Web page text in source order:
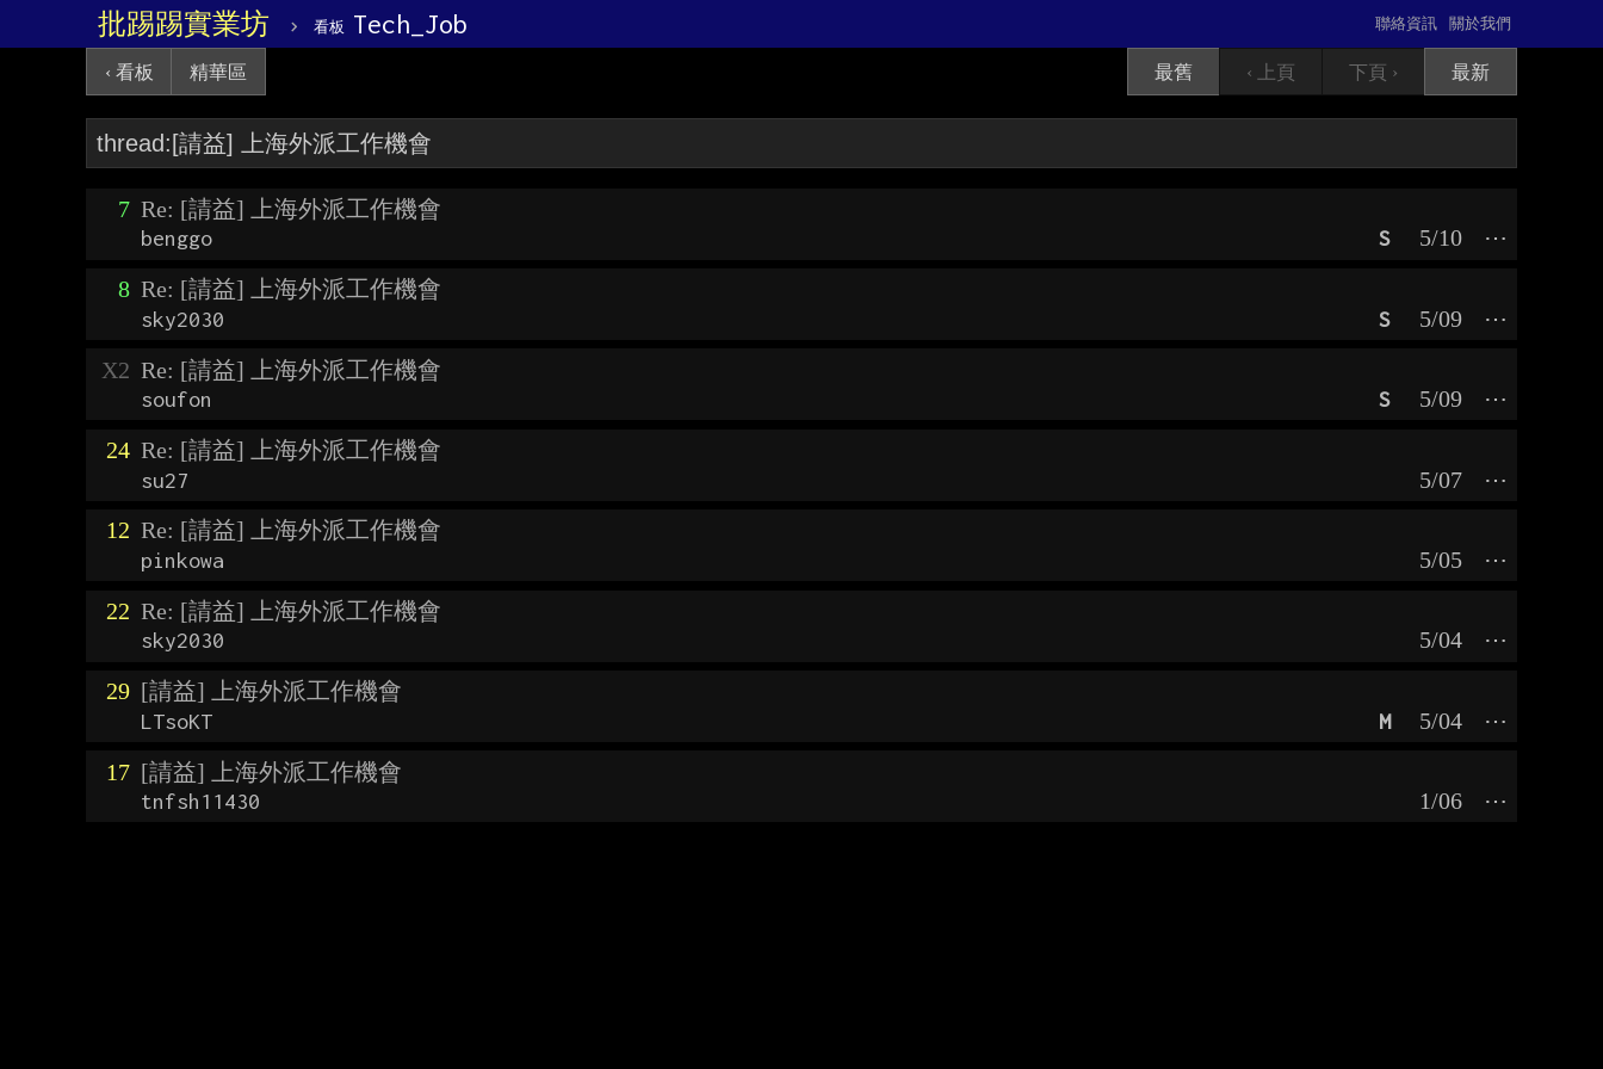
批踢踢實業坊 › 看板 Tech_Job 關於我們
聯絡資訊
‹ 看板 精華區 最舊 ‹ 上頁 下頁 › 最新
7 Re: [請益] 上海外派工作機會
benggo ⋯
5/10
S
8 Re: [請益] 上海外派工作機會
sky2030 ⋯
5/09
S
X2 Re: [請益] 上海外派工作機會
soufon ⋯
5/09
S
24 Re: [請益] 上海外派工作機會
su27 ⋯
5/07
12 Re: [請益] 上海外派工作機會
pinkowa ⋯
5/05
22 Re: [請益] 上海外派工作機會
sky2030 ⋯
5/04
29 [請益] 上海外派工作機會
LTsoKT ⋯
5/04
M
17 [請益] 上海外派工作機會
tnfsh11430 ⋯
1/06